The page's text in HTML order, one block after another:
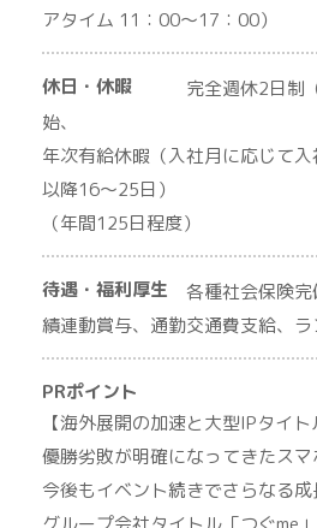
アタイム 11：00～17：00）
休日・休暇
完全週休2日制
始、
年次有給休暇（入社月に応じて
以降16～25日）
（年間125日程度）
待遇・福利厚生
各種社会保険
績連動賞与、通勤交通費支給、ラ
PRポイント
【海外展開の加速と大型IPタイト
優勝劣敗が明確になってきたスマ
今後もイベント続きでさらなる成